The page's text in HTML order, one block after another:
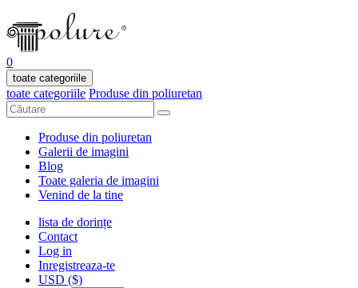
0
toate categoriile
toate categoriile Produse din poliuretan
Produse din poliuretan
Galerii de imagini
Blog
Toate galeria de imagini
Venind de la tine
lista de dorințe
Contact
Log in
Inregistreaza-te
USD ($)